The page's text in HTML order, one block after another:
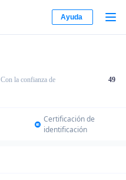
Ayuda
Con la confianza de 49
Certificación de
identificación